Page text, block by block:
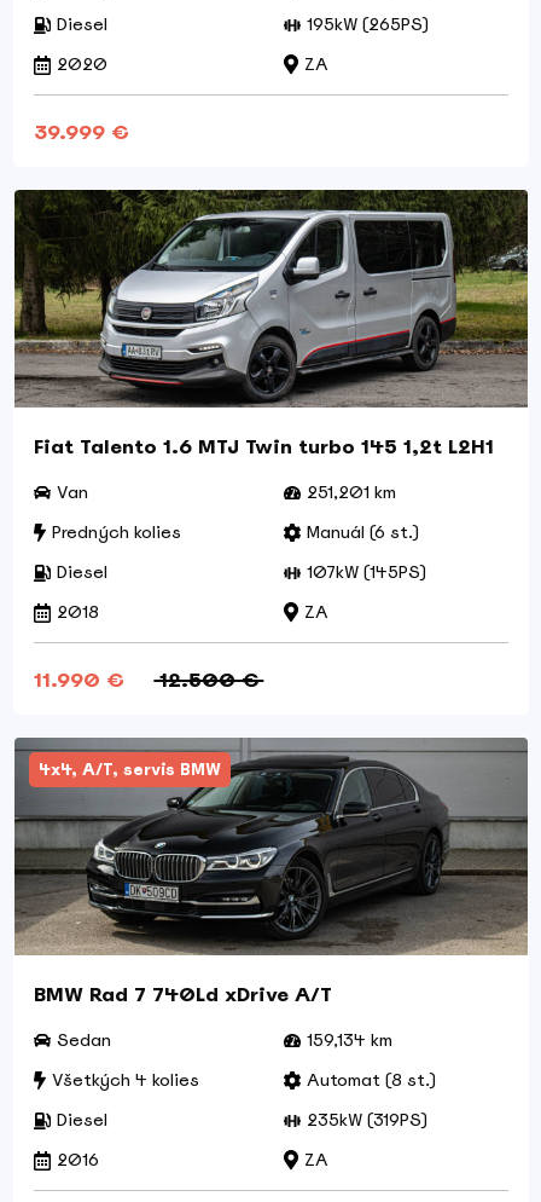
Diesel
195kW (265PS)
2020
ZA
39.999 €
Fiat Talento 1.6 MTJ Twin turbo 145 1,2t L2H1
Van
251,201 km
Predných kolies
Manuál (6 st.)
Diesel
107kW (145PS)
2018
ZA
11.990 € 12.500 €
4x4, A/T, servis BMW
BMW Rad 7 740Ld xDrive A/T
Sedan
159,134 km
Všetkých 4 kolies
Automat (8 st.)
Diesel
235kW (319PS)
2016
ZA